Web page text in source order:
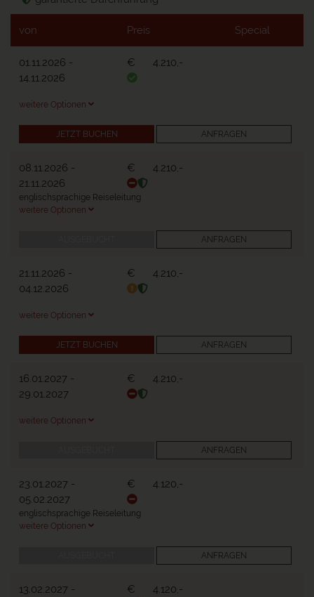
von Preis Special
01.11.2026 -
14.11.2026
€ 4.210,-
weitere Optionen
JETZT BUCHEN ANFRAGEN
08.11.2026 -
21.11.2026
€ 4.210,-
englischsprachige Reiseleitung
weitere Optionen
ANFRAGEN
21.11.2026 -
04.12.2026
€ 4.210,-
weitere Optionen
JETZT BUCHEN ANFRAGEN
16.01.2027 -
29.01.2027
€ 4.210,-
weitere Optionen
ANFRAGEN
23.01.2027 -
05.02.2027
€ 4.120,-
englischsprachige Reiseleitung
weitere Optionen
ANFRAGEN
13.02.2027 -
€ 4.120,-